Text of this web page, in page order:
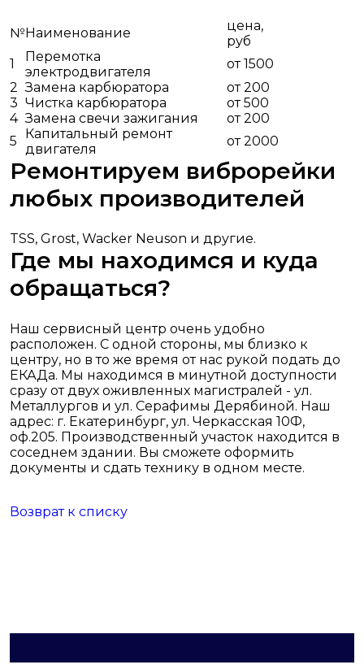
№Наименование
цена,
руб
1
Перемотка
электродвигателя
от 1500
2 Замена карбюратора
от 200
3 Чистка карбюратора
от 500
4 Замена свечи зажигания
от 200
5
Капитальный ремонт
двигателя
от 2000
Ремонтируем виброрейки
любых производителей
TSS, Grost, Wacker Neuson и другие.
Где мы находимся и куда
обращаться?
Наш сервисный центр очень удобно
расположен. С одной стороны, мы близко к
центру, но в то же время от нас рукой подать до
ЕКАДа. Мы находимся в минутной доступности
сразу от двух оживленных магистралей - ул.
Металлургов и ул. Серафимы Дерябиной. Наш
адрес: г. Екатеринбург, ул. Черкасская 10Ф,
оф.205. Производственный участок находится в
соседнем здании. Вы сможете оформить
документы и сдать технику в одном месте.
Возврат к списку